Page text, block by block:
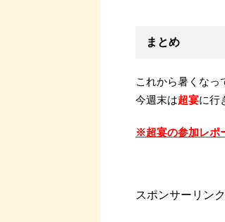
まとめ
これから暑くなっ
今週末は超宴に行
※超宴の参加レポ
スポンサーリンク